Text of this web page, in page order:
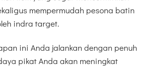
mempermudah pesona batin
indra target.
ini Anda jalankan dengan penuh
pikat Anda akan meningkat